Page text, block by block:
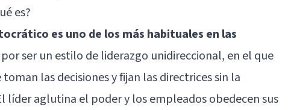
es?
es uno de los más habituales en las
por ser un estilo de liderazgo unidireccional, en el que
las decisiones y fijan las directrices sin la
líder aglutina el poder y los empleados obedecen sus